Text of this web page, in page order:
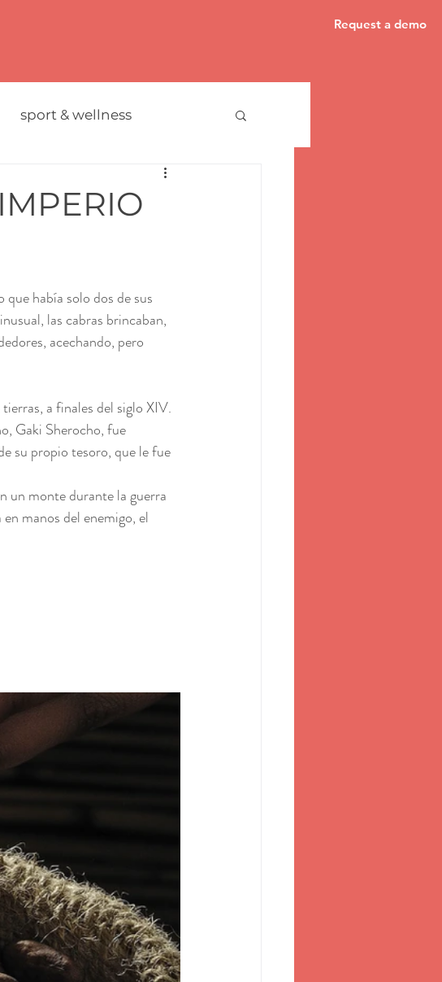
Request a demo
sport & wellness
había solo dos de sus
las cabras brincaban,
acechando, pero
a finales del siglo XIV.
Gaki Sherocho, fue
su propio tesoro, que le fue
un monte durante la guerra
manos del enemigo, el